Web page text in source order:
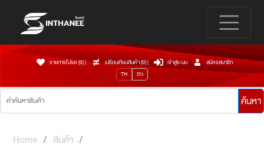
รายการโปรด (0)| เปรียบเทียบสินค้า (0)| เข้าสู่ระบบ
สมัครสมาชิก
TH
EN
ค้นหา
Home สินค้า